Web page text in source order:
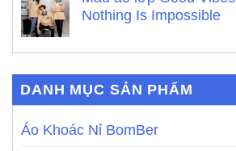
Nothing Is Impossible
DANH MỤC SẢN PHẨM
Áo Khoác Nỉ BomBer